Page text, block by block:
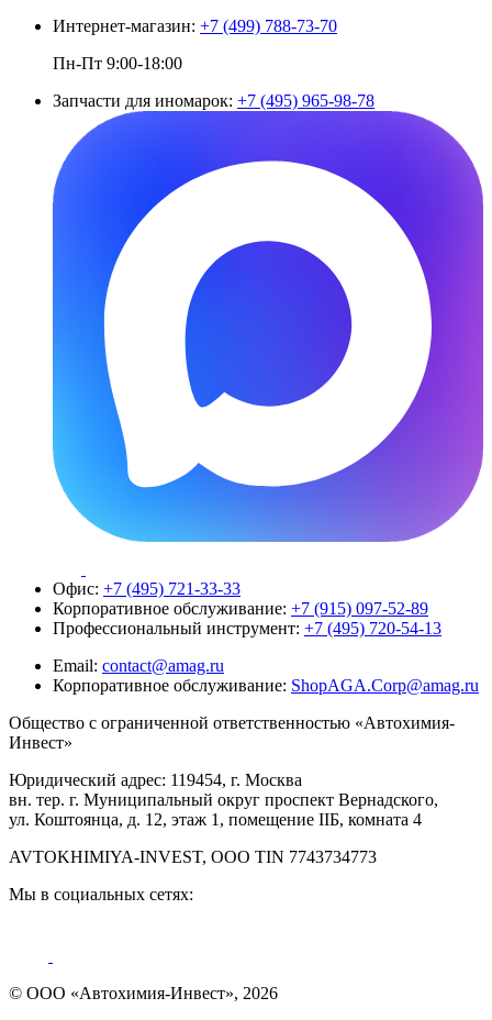
Интернет-магазин: +7 (499) 788-73-70
Пн-Пт 9:00-18:00
Запчасти для иномарок: +7 (495) 965-98-78
Офис: +7 (495) 721-33-33
Корпоративное обслуживание: +7 (915) 097-52-89
Профессиональный инструмент: +7 (495) 720-54-13
Email: contact@amag.ru
Корпоративное обслуживание: ShopAGA.Corp@amag.ru
Общество с ограниченной ответственностью «Автохимия-
Инвест»
Юридический адрес: 119454, г. Москва
вн. тер. г. Муниципальный округ проспект Вернадского,
ул. Коштоянца, д. 12, этаж 1, помещение IIБ, комната 4
AVTOKHIMIYA-INVEST, OOO TIN 7743734773
Мы в социальных сетях:
© ООО «Автохимия-Инвест», 2026